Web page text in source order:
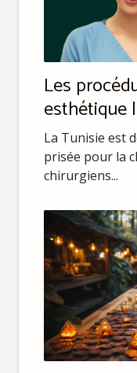
Les
esthétique
Tunisie
La Tunisie est
prisée pour la
chirurgiens...